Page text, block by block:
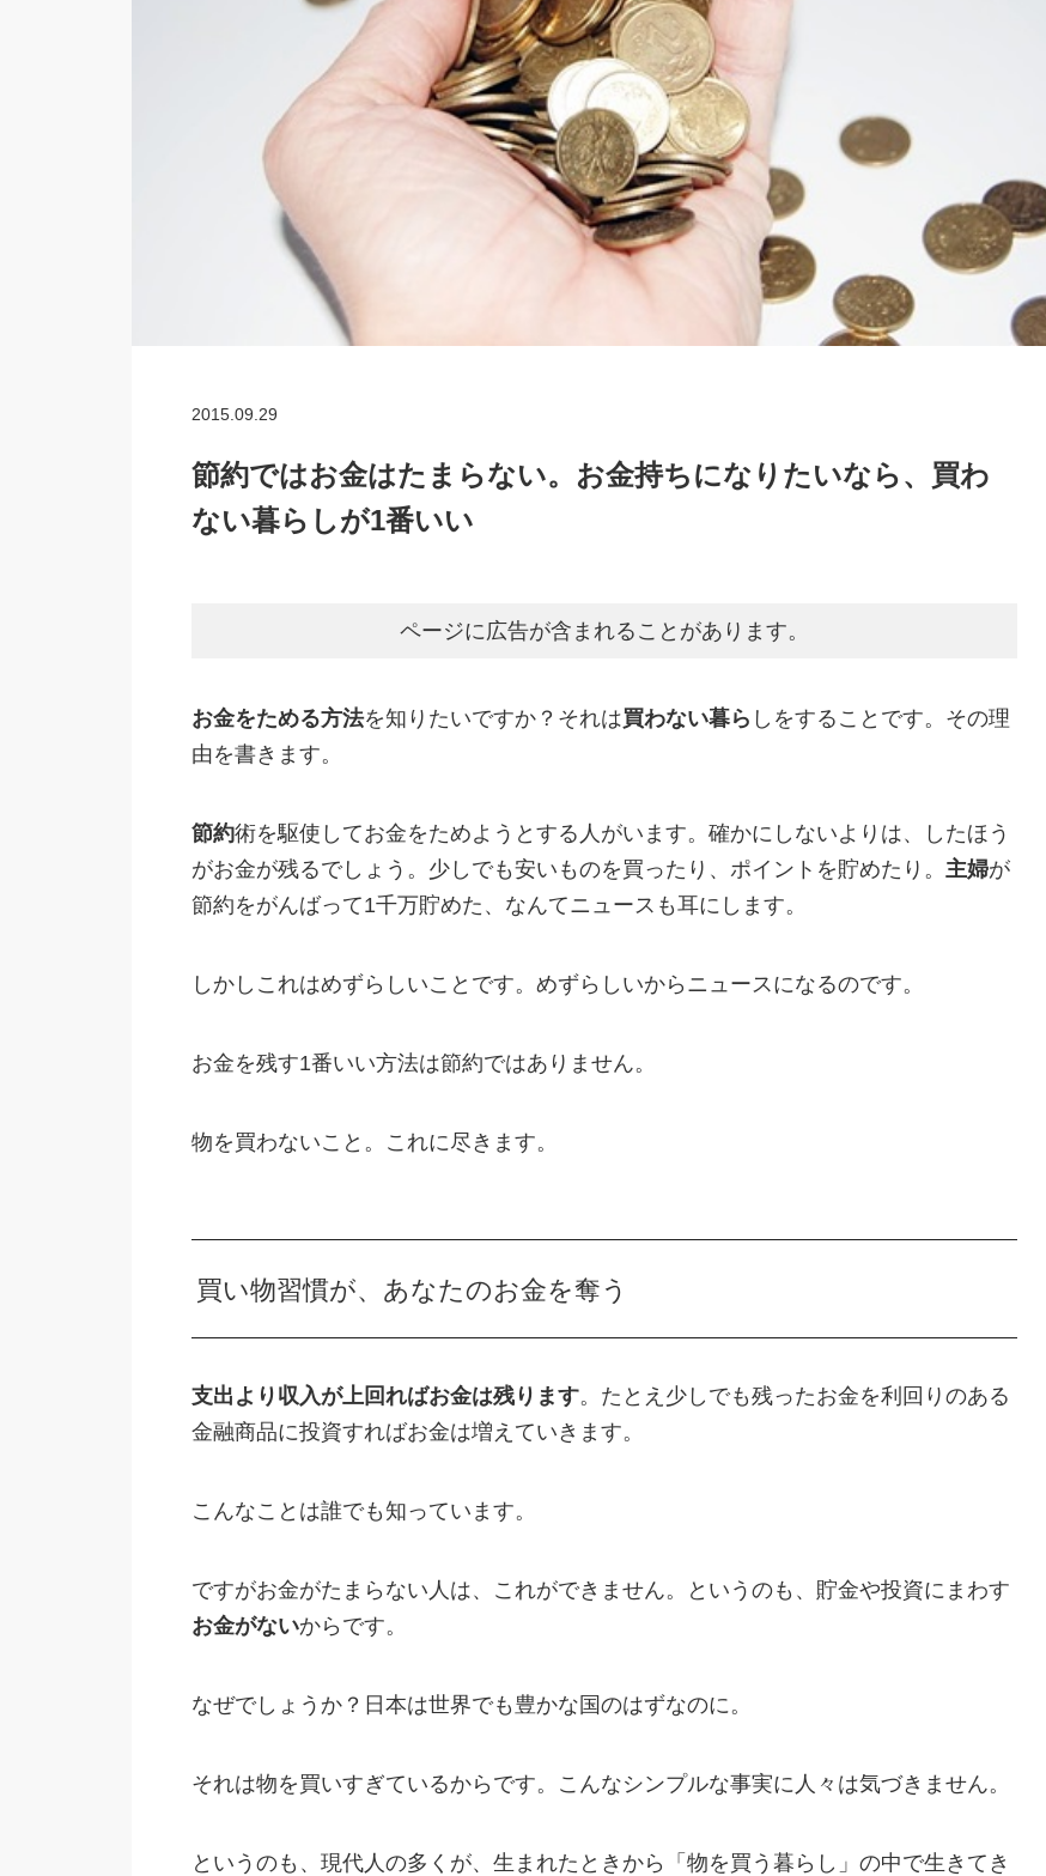
2015.09.29
節約ではお金はたまらない。お金持ちになりたいなら、買わ
ない暮らしが1番いい
ページに広告が含まれることがあります。
お金をためる方法を知りたいですか？それは買わない暮ら しをすることです。その理
由を書きます。
節約術を駆使してお金をためようとする人がいます。確かにしないよりは、したほう
がお金が残るでしょう。少しでも安いものを買ったり、ポイントを貯めたり。 主婦が
節約をがんばって1千万貯めた、なんてニュースも耳にします。
しかしこれはめずらしいことです。めずらしいからニュースになるのです。
お金を残す1番いい方法は節約ではありません。
物を買わないこと。これに尽きます。
買い物習慣が、あなたのお金を奪う
支出より収入が上回ればお金は残ります。たとえ少しでも残ったお金を利回りのある
金融商品に投資すればお金は増えていきます。
こんなことは誰でも知っています。
ですがお金がたまらない人は、これができません。というのも、貯金や投資にまわす
お金がないからです。
なぜでしょうか？日本は世界でも豊かな国のはずなのに。
それは物を買いすぎているからです。こんなシンプルな事実に人々は気づきません。
というのも、現代人の多くが、生まれたときから「物を買う暮らし」の中で生きてき